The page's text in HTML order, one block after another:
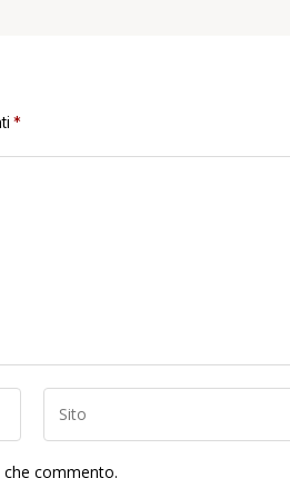
*
commento.